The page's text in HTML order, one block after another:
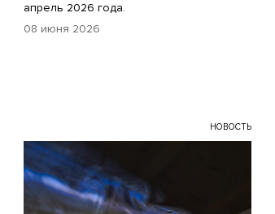
апрель 2026 года.
08 июня 2026
НОВОСТЬ